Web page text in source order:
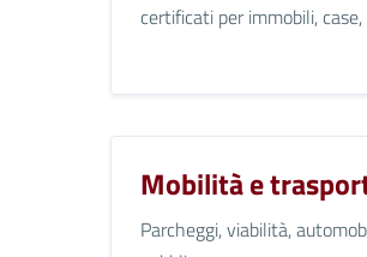
certificati per immobili,
Mobilità e
Parcheggi, viabilità,